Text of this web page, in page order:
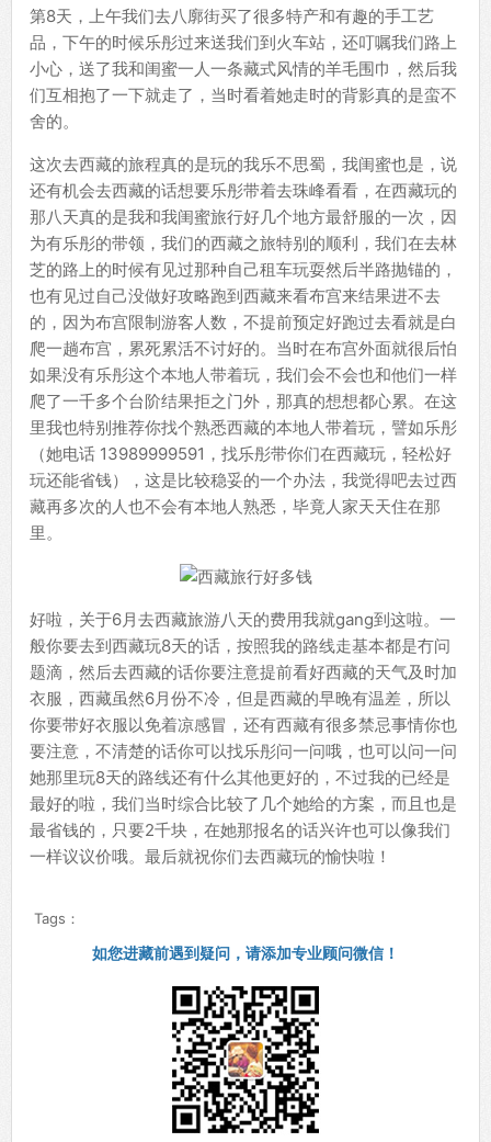
第8天，上午我们去八廓街买了很多特产和有趣的手工艺
品，下午的时候乐彤过来送我们到火车站，还叮嘱我们路上
小心，送了我和闺蜜一人一条藏式风情的羊毛围巾，然后我
们互相抱了一下就走了，当时看着她走时的背影真的是蛮不
舍的。
这次去西藏的旅程真的是玩的我乐不思蜀，我闺蜜也是，说
还有机会去西藏的话想要乐彤带着去珠峰看看，在西藏玩的
那八天真的是我和我闺蜜旅行好几个地方最舒服的一次，因
为有乐彤的带领，我们的西藏之旅特别的顺利，我们在去林
芝的路上的时候有见过那种自己租车玩耍然后半路抛锚的，
也有见过自己没做好攻略跑到西藏来看布宫来结果进不去
的，因为布宫限制游客人数，不提前预定好跑过去看就是白
爬一趟布宫，累死累活不讨好的。当时在布宫外面就很后怕
如果没有乐彤这个本地人带着玩，我们会不会也和他们一样
爬了一千多个台阶结果拒之门外，那真的想想都心累。在这
里我也特别推荐你找个熟悉西藏的本地人带着玩，譬如乐彤
（她电话 13989999591，找乐彤带你们在西藏玩，轻松好
玩还能省钱），这是比较稳妥的一个办法，我觉得吧去过西
藏再多次的人也不会有本地人熟悉，毕竟人家天天住在那
里。
好啦，关于6月去西藏旅游八天的费用我就gang到这啦。一
般你要去到西藏玩8天的话，按照我的路线走基本都是冇问
题滴，然后去西藏的话你要注意提前看好西藏的天气及时加
衣服，西藏虽然6月份不冷，但是西藏的早晚有温差，所以
你要带好衣服以免着凉感冒，还有西藏有很多禁忌事情你也
要注意，不清楚的话你可以找乐彤问一问哦，也可以问一问
她那里玩8天的路线还有什么其他更好的，不过我的已经是
最好的啦，我们当时综合比较了几个她给的方案，而且也是
最省钱的，只要2千块，在她那报名的话兴许也可以像我们
一样议议价哦。最后就祝你们去西藏玩的愉快啦！
Tags：
如您进藏前遇到疑问，请添加专业顾问微信！